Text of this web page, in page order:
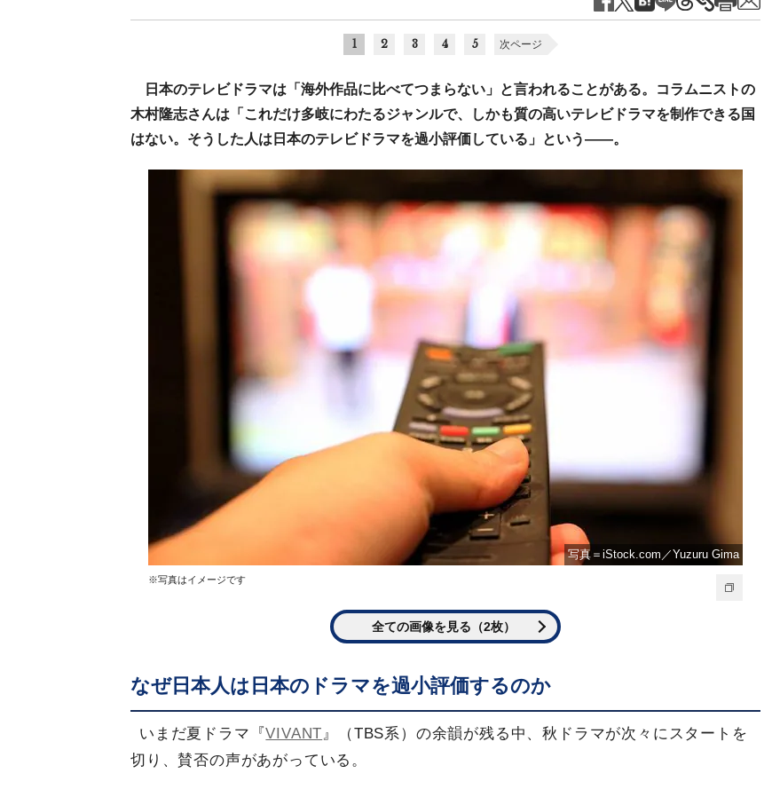
1 2 3 4 5 次ページ
日本のテレビドラマは「海外作品に比べてつまらない」と言われることがある。コラムニストの
木村隆志さんは「これだけ多岐にわたるジャンルで、しかも質の高いテレビドラマを制作できる国
はない。そうした人は日本のテレビドラマを過小評価している」という――。
写真＝iStock.com／Yuzuru Gima
※写真はイメージです
全ての画像を見る（2枚）
なぜ日本人は日本のドラマを過小評価するのか
いまだ夏ドラマ『VIVANT』（TBS系）の余韻が残る中、秋ドラマが次々にスタートを
切り、賛否の声があがっている。